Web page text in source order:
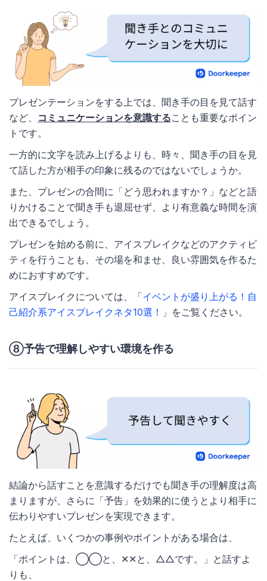
プレゼンテーションをする上では、聞き手の目を見て話す
など、 コミュニケーションを意識することも重要なポイン
トです。
一方的に文字を読み上げるよりも、時々、聞き手の目を見
て話した方が相手の印象に残るのではないでしょうか。
また、プレゼンの合間に「どう思われますか？」などと語
りかけることで聞き手も退屈せず、より有意義な時間を演
出できるでしょう。
プレゼンを始める前に、アイスブレイクなどのアクティビ
ティを行うことも、その場を和ませ、良い雰囲気を作るた
めにおすすめです。
アイスブレイクについては、「イベントが盛り上がる！自
己紹介系アイスブレイクネタ10選！
」をご覧ください。
⑧予告で理解しやすい環境を作る
結論から話すことを意識するだけでも聞き手の理解度は高
まりますが、さらに「予告」を効果的に使うとより相手に
伝わりやすいプレゼンを実現できます。
たとえば、いくつかの事例やポイントがある場合は、
「ポイントは、◯◯と、✕✕と、△△です。」と話すよ
りも、